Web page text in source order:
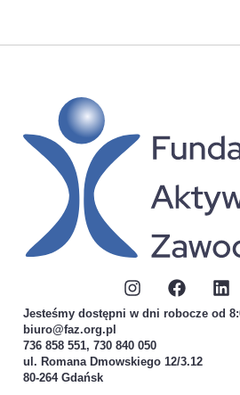
Jesteśmy dostępni w dni robocze od
biuro@faz.org.pl
736 858 551, 730 840 050
ul. Romana Dmowskiego 12/3.12
80-264 Gdańsk